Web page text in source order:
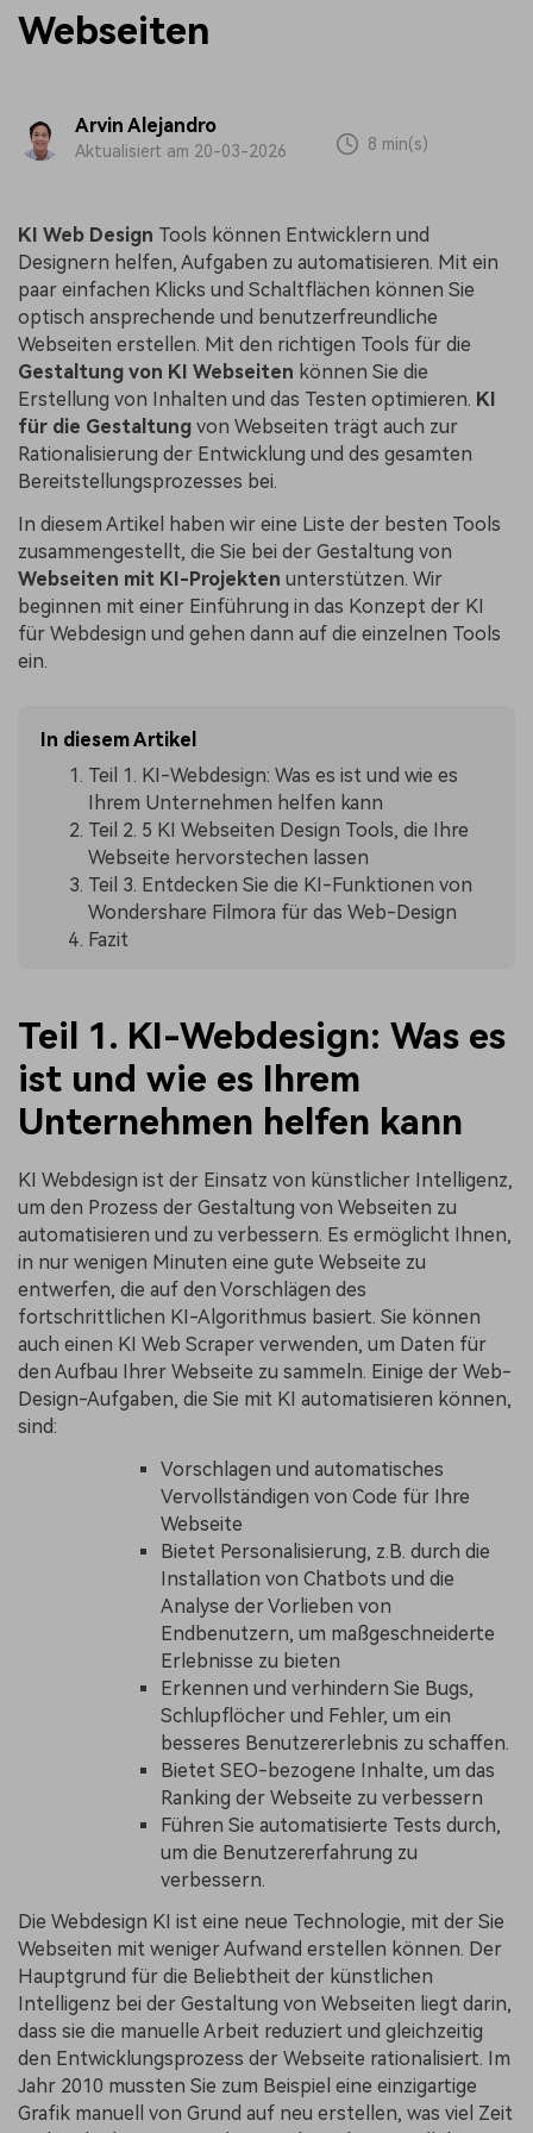
Webseiten
Arvin Alejandro
Aktualisiert am 20-03-2026 8 min(s)
KI Web Design Tools können Entwicklern und
Designern helfen, Aufgaben zu automatisieren. Mit ein
paar einfachen Klicks und Schaltflächen können Sie
optisch ansprechende und benutzerfreundliche
Webseiten erstellen. Mit den richtigen Tools für die
Gestaltung von KI Webseiten können Sie die
Erstellung von Inhalten und das Testen optimieren. KI
für die Gestaltung von Webseiten trägt auch zur
Rationalisierung der Entwicklung und des gesamten
Bereitstellungsprozesses bei.
In diesem Artikel haben wir eine Liste der besten Tools
zusammengestellt, die Sie bei der Gestaltung von
Webseiten mit KI-Projekten unterstützen. Wir
beginnen mit einer Einführung in das Konzept der KI
für Webdesign und gehen dann auf die einzelnen Tools
ein.
In diesem Artikel
Teil 1. KI-Webdesign: Was es ist und wie es
Ihrem Unternehmen helfen kann
Teil 2. 5 KI Webseiten Design Tools, die Ihre
Webseite hervorstechen lassen
Teil 3. Entdecken Sie die KI-Funktionen von
Wondershare Filmora für das Web-Design
Fazit
Teil 1. KI-Webdesign: Was es
ist und wie es Ihrem
Unternehmen helfen kann
KI Webdesign ist der Einsatz von künstlicher Intelligenz,
um den Prozess der Gestaltung von Webseiten zu
automatisieren und zu verbessern. Es ermöglicht Ihnen,
in nur wenigen Minuten eine gute Webseite zu
entwerfen, die auf den Vorschlägen des
fortschrittlichen KI-Algorithmus basiert. Sie können
auch einen KI Web Scraper verwenden, um Daten für
den Aufbau Ihrer Webseite zu sammeln. Einige der Web-
Design-Aufgaben, die Sie mit KI automatisieren können,
sind:
Vorschlagen und automatisches
Vervollständigen von Code für Ihre
Webseite
Bietet Personalisierung, z.B. durch die
Installation von Chatbots und die
Analyse der Vorlieben von
Endbenutzern, um maßgeschneiderte
Erlebnisse zu bieten
Erkennen und verhindern Sie Bugs,
Schlupflöcher und Fehler, um ein
besseres Benutzererlebnis zu schaffen.
Bietet SEO-bezogene Inhalte, um das
Ranking der Webseite zu verbessern
Führen Sie automatisierte Tests durch,
um die Benutzererfahrung zu
verbessern.
Die Webdesign KI ist eine neue Technologie, mit der Sie
Webseiten mit weniger Aufwand erstellen können. Der
Hauptgrund für die Beliebtheit der künstlichen
Intelligenz bei der Gestaltung von Webseiten liegt darin,
dass sie die manuelle Arbeit reduziert und gleichzeitig
den Entwicklungsprozess der Webseite rationalisiert. Im
Jahr 2010 mussten Sie zum Beispiel eine einzigartige
Grafik manuell von Grund auf neu erstellen, was viel Zeit